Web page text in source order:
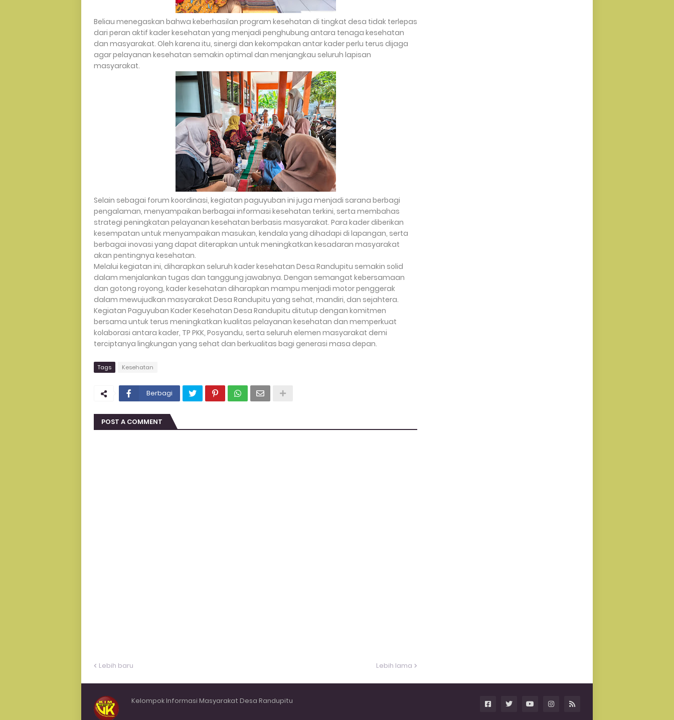
Beliau menegaskan bahwa keberhasilan program kesehatan di tingkat desa tidak terlepas
dari peran aktif kader kesehatan yang menjadi penghubung antara tenaga kesehatan
dan masyarakat. Oleh karena itu, sinergi dan kekompakan antar kader perlu terus dijaga
agar pelayanan kesehatan semakin optimal dan menjangkau seluruh lapisan
masyarakat.
Selain sebagai forum koordinasi, kegiatan paguyuban ini juga menjadi sarana berbagi
pengalaman, menyampaikan berbagai informasi kesehatan terkini, serta membahas
strategi peningkatan pelayanan kesehatan berbasis masyarakat. Para kader diberikan
kesempatan untuk menyampaikan masukan, kendala yang dihadapi di lapangan, serta
berbagai inovasi yang dapat diterapkan untuk meningkatkan kesadaran masyarakat
akan pentingnya kesehatan.
Melalui kegiatan ini, diharapkan seluruh kader kesehatan Desa Randupitu semakin solid
dalam menjalankan tugas dan tanggung jawabnya. Dengan semangat kebersamaan
dan gotong royong, kader kesehatan diharapkan mampu menjadi motor penggerak
dalam mewujudkan masyarakat Desa Randupitu yang sehat, mandiri, dan sejahtera.
Kegiatan Paguyuban Kader Kesehatan Desa Randupitu ditutup dengan komitmen
bersama untuk terus meningkatkan kualitas pelayanan kesehatan dan memperkuat
kolaborasi antara kader, TP PKK, Posyandu, serta seluruh elemen masyarakat demi
terciptanya lingkungan yang sehat dan berkualitas bagi generasi masa depan.
Tags Kesehatan
Berbagi
POST A COMMENT
Lebih baru Lebih lama
Kelompok Informasi Masyarakat Desa Randupitu